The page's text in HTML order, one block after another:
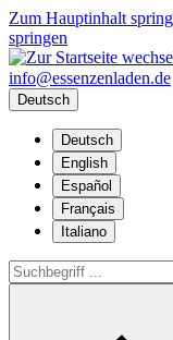
Zum Hauptinhalt
springen
info@essenzenladen.de
Deutsch
Deutsch
English
Español
Français
Italiano